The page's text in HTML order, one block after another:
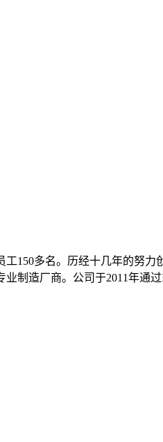
150多名。历经十几年的努
制造厂商。公司于2011年通